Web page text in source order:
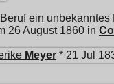
ein unbekanntes
26 August 1860 in
Meyer * 21 Jul